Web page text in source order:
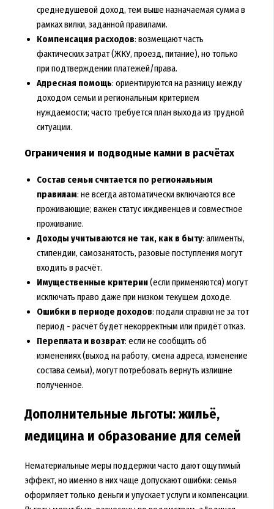
среднедушевой доход, тем выше назначаемая сумма в
рамках вилки, заданной правилами.
Компенсация расходов: возмещают часть
фактических затрат (ЖКУ, проезд, питание), но только
при подтверждении платежей/права.
Адресная помощь: ориентируются на разницу между
доходом семьи и региональным критерием
нуждаемости; часто требуется план выхода из трудной
ситуации.
Ограничения и подводные камни в расчётах
Состав семьи считается по региональным
правилам: не всегда автоматически включаются все
проживающие; важен статус иждивенцев и совместное
проживание.
Доходы учитываются не так, как в быту: алименты,
стипендии, самозанятость, разовые поступления могут
входить в расчёт.
Имущественные критерии(если применяются) могут
исключать право даже при низком текущем доходе.
Ошибки в периоде доходов: подали справки не за тот
период - расчёт будет некорректным или придёт отказ.
Переплата и возврат: если не сообщить об
изменениях (выход на работу, смена адреса, изменение
состава семьи), могут потребовать вернуть излишне
полученное.
Дополнительные льготы: жильё,
медицина и образование для семей
Нематериальные меры поддержки часто дают ощутимый
эффект, но именно в них чаще допускают ошибки: семья
оформляет только деньги и упускает услуги и компенсации.